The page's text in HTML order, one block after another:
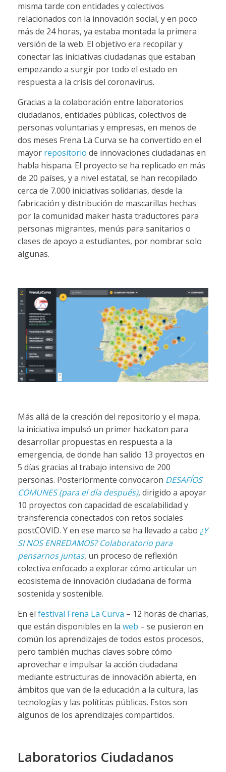
misma tarde con entidades y colectivos
relacionados con la innovación social, y en poco
más de 24 horas, ya estaba montada la primera
versión de la web. El objetivo era recopilar y
conectar las iniciativas ciudadanas que estaban
empezando a surgir por todo el estado en
respuesta a la crisis del coronavirus.
Gracias a la colaboración entre laboratorios
ciudadanos, entidades públicas, colectivos de
personas voluntarias y empresas, en menos de
dos meses Frena La Curva se ha convertido en el
mayor repositorio de innovaciones ciudadanas en
habla hispana. El proyecto se ha replicado en más
de 20 países, y a nivel estatal, se han recopilado
cerca de 7.000 iniciativas solidarias, desde la
fabricación y distribución de mascarillas hechas
por la comunidad maker hasta traductores para
personas migrantes, menús para sanitarios o
clases de apoyo a estudiantes, por nombrar solo
algunas.
Más allá de la creación del repositorio y el mapa,
la iniciativa impulsó un primer hackaton para
desarrollar propuestas en respuesta a la
emergencia, de donde han salido 13 proyectos en
5 días gracias al trabajo intensivo de 200
personas. Posteriormente convocaron DESAFÍOS
COMUNES (para el día después), dirigido a apoyar
10 proyectos con capacidad de escalabilidad y
transferencia conectados con retos sociales
postCOVID. Y en ese marco se ha llevado a cabo ¿Y
SI NOS ENREDAMOS? Colaboratorio para
pensarnos juntas, un proceso de reflexión
colectiva enfocado a explorar cómo articular un
ecosistema de innovación ciudadana de forma
sostenida y sostenible.
En el festival Frena La Curva – 12 horas de charlas,
que están disponibles en la web – se pusieron en
común los aprendizajes de todos estos procesos,
pero también muchas claves sobre cómo
aprovechar e impulsar la acción ciudadana
mediante estructuras de innovación abierta, en
ámbitos que van de la educación a la cultura, las
tecnologías y las políticas públicas. Estos son
algunos de los aprendizajes compartidos.
Laboratorios Ciudadanos